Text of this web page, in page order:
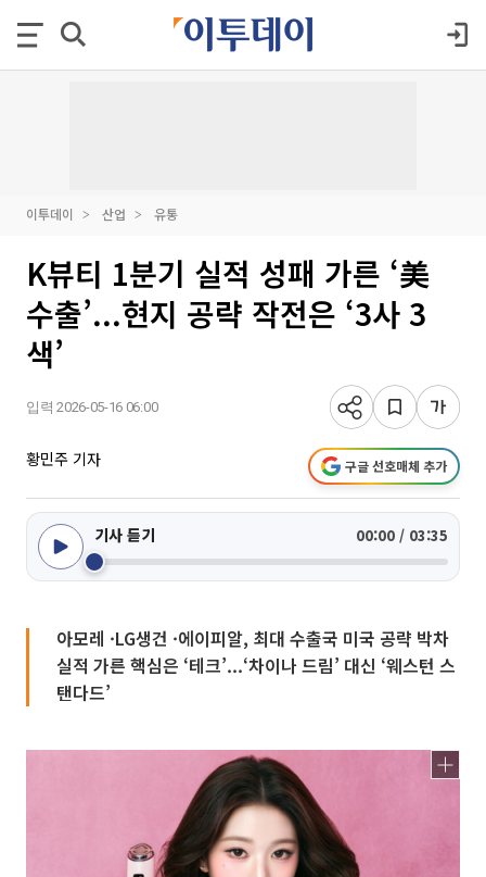
이투데이 산업 유통
K뷰티 1분기 실적 성패 가른 ‘美
수출’...현지 공략 작전은 ‘3사 3
색’
입력 2026-05-16 06:00
황민주 기자 구글 선호매체 추가
기사 듣기 00:00 / 03:35
아모레 ·LG생건 ·에이피알, 최대 수출국 미국 공략 박차
실적 가른 핵심은 ‘테크’...‘차이나 드림’ 대신 ‘웨스턴 스
탠다드’